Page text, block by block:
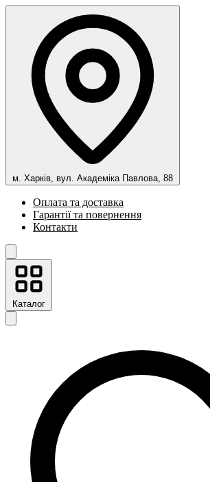
м. Харків, вул. Академіка Павлова, 88
Оплата та доставка
Гарантії та повернення
Контакти
Каталог